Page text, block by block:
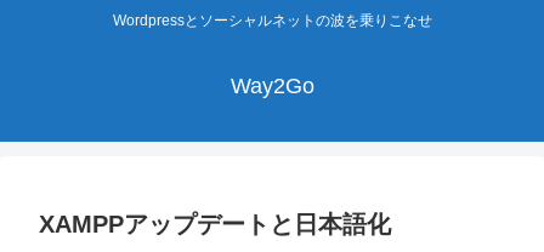
Wordpressとソーシャルネットの波を乗りこなせ
Way2Go
XAMPPアップデートと日本語化